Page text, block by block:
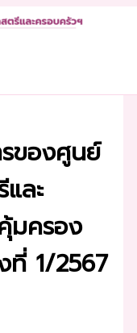
รของศูนย์
ละ
มครอง
ที่ 1/2567